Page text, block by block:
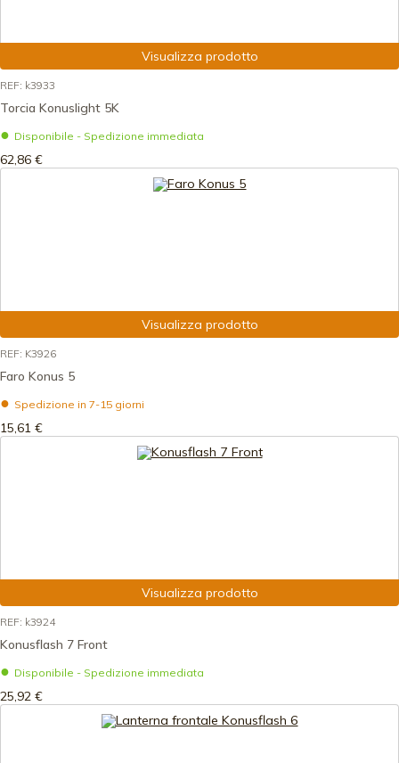
Visualizza prodotto
REF: k3933
Torcia Konuslight 5K
Disponibile - Spedizione immediata
62,86 €
Visualizza prodotto
REF: K3926
Faro Konus 5
Spedizione in 7-15 giorni
15,61 €
Visualizza prodotto
REF: k3924
Konusflash 7 Front
Disponibile - Spedizione immediata
25,92 €